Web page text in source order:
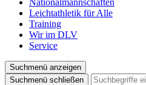
Leichtathletik für Alle
Training
Wir im DLV
Service
Suchmenü anzeigen
Suchmenü schließen